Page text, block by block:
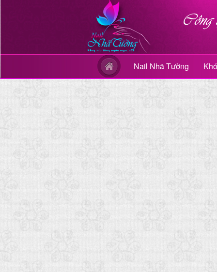
Nail Nhã Tường